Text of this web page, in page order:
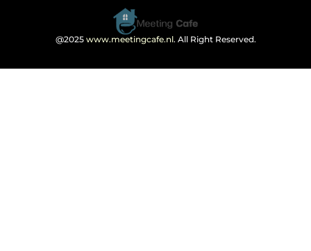
@2025 www.meetingcafe.nl. All Right Reserved.